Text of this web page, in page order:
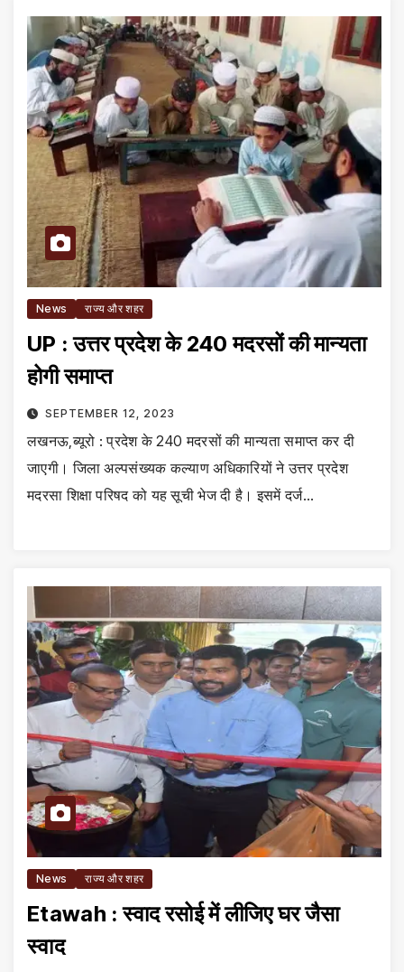
News राज्य और शहर
UP : उत्तर प्रदेश के 240 मदरसों की मान्यता
होगी समाप्त
SEPTEMBER 12, 2023
लखनऊ,ब्यूरो : प्रदेश के 240 मदरसों की मान्यता समाप्त कर दी
जाएगी। जिला अल्पसंख्यक कल्याण अधिकारियों ने उत्तर प्रदेश
मदरसा शिक्षा परिषद को यह सूची भेज दी है। इसमें दर्ज…
News राज्य और शहर
Etawah : स्वाद रसोई में लीजिए घर जैसा
स्वाद